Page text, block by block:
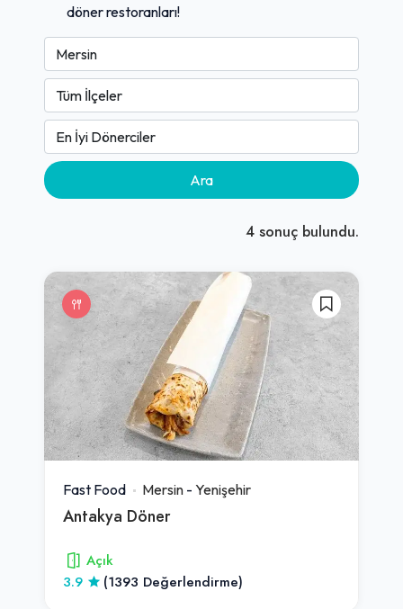
döner restoranları!
Ara
4 sonuç bulundu.
Fast Food Mersin - Yenişehir
Antakya Döner
Açık
3.9
(1393 Değerlendirme)